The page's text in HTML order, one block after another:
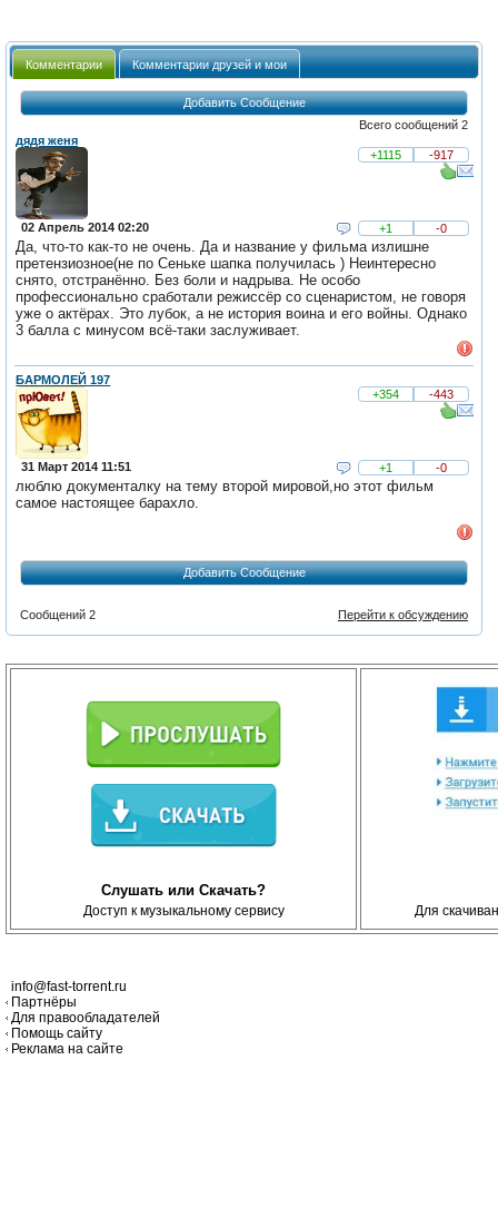
Комментарии Комментарии друзей и мои
Добавить Сообщение
Всего сообщений 2
дядя женя
+1115
-917
02 Апрель 2014 02:20 +1 -0
Да, что-то как-то не очень. Да и название у фильма излишне
претензиозное(не по Сеньке шапка получилась ) Неинтересно
снято, отстранённо. Без боли и надрыва. Не особо
профессионально сработали режиссёр со сценаристом, не говоря
уже о актёрах. Это лубок, а не история воина и его войны. Однако
3 балла с минусом всё-таки заслуживает.
БАРМОЛЕЙ 197
+354
-443
31 Март 2014 11:51 +1 -0
люблю документалку на тему второй мировой,но этот фильм
самое настоящее барахло.
Добавить Сообщение
Сообщений 2 Перейти к обсуждению
Слушать или Скачать?
Доступ к музыкальному сервису Для
info@fast-torrent.ru
Партнёры
Для правообладателей
Помощь сайту
Реклама на сайте